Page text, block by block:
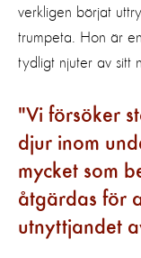
verkligen börjat
trumpeta. Hon är
tydligt njuter av sitt
Vi försöker
djur inom
mycket som
åtgärdas för
utnyttjandet